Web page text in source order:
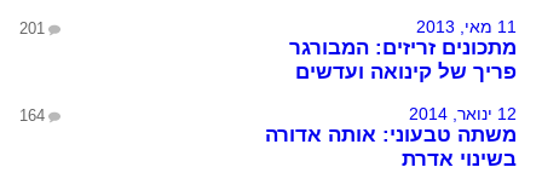
11 מאי, 2013 201
מתכונים זריזים: המבורגר
פריך של קינואה ועדשים
12 ינואר, 2014 164
משתה טבעוני: אותה אדורה
בשינוי אדרת